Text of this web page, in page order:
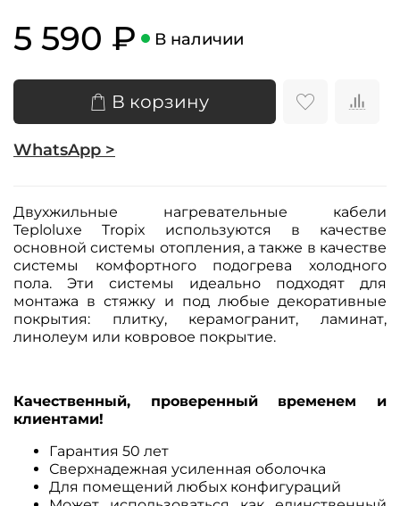
5 590 ₽ В наличии
В корзину
WhatsApp >
Двухжильные нагревательные кабели
Teploluxe Tropix используются в качестве
основной системы отопления, а также в качестве
системы комфортного подогрева холодного
пола. Эти системы идеально подходят для
монтажа в стяжку и под любые декоративные
покрытия: плитку, керамогранит, ламинат,
линолеум или ковровое покрытие.
Качественный, проверенный временем и
клиентами!
Гарантия 50 лет
Сверхнадежная усиленная оболочка
Для помещений любых конфигураций